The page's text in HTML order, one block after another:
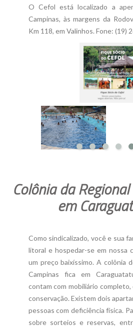
O Cefol está localizado a
Campinas, às margens da
Km 118, em Valinhos. Fone: (19)
Colônia da
em
Como sindicalizado, você e sua
litoral e hospedar-se em nossa
um preço baixíssimo. A colônia
Campinas fica em
contam com mobiliário
conservação. Existem dois
pessoas com deficiência física.
sobre sorteios e reservas,